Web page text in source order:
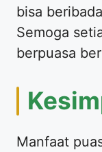
bisa
Semoga
berpuasa
Manfaat